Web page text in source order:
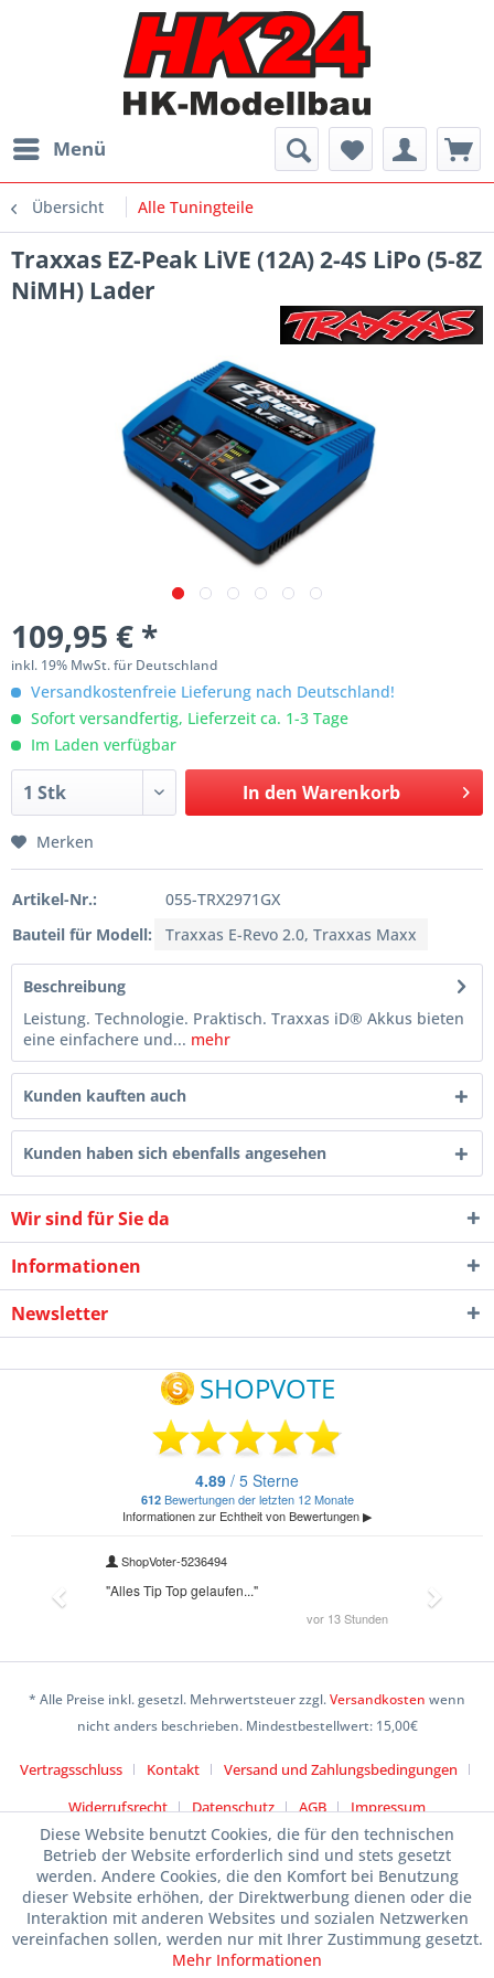
Menü
Übersicht Alle Tuningteile
Traxxas EZ-Peak LiVE (12A) 2-4S LiPo (5-8Z
NiMH) Lader
109,95 € *
inkl. 19% MwSt. für Deutschland
Versandkostenfreie Lieferung nach Deutschland!
Sofort versandfertig, Lieferzeit ca. 1-3 Tage
Im Laden verfügbar
In den Warenkorb
Merken
Artikel-Nr.:
055-TRX2971GX
Bauteil für Modell:
Traxxas E-Revo 2.0, Traxxas Maxx
Beschreibung
Leistung. Technologie. Praktisch. Traxxas iD® Akkus bieten
eine einfachere und... mehr
Kunden kauften auch
Kunden haben sich ebenfalls angesehen
Wir sind für Sie da
Informationen
Newsletter
* Alle Preise inkl. gesetzl. Mehrwertsteuer zzgl.Versandkosten wenn
nicht anders beschrieben. Mindestbestellwert: 15,00€
Vertragsschluss Kontakt
Versand und Zahlungsbedingungen
Widerrufsrecht
Datenschutz AGB Impressum
Diese Website benutzt Cookies, die für den technischen
Betrieb der Website erforderlich sind und stets gesetzt
werden. Andere Cookies, die den Komfort bei Benutzung
dieser Website erhöhen, der Direktwerbung dienen oder die
Interaktion mit anderen Websites und sozialen Netzwerken
vereinfachen sollen, werden nur mit Ihrer Zustimmung gesetzt.
Mehr Informationen